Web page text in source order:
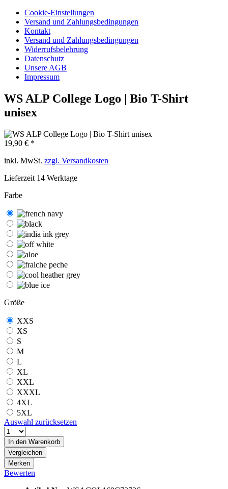
Cookie-Einstellungen
Versand und Zahlungsbedingungen
Kontakt
Versand und Zahlungsbedingungen
Widerrufsbelehrung
Datenschutz
Unsere AGB
Impressum
WS ALP College Logo | Bio T-Shirt
unisex
19,90 € *
inkl. MwSt. zzgl. Versandkosten
Lieferzeit 14 Werktage
Farbe
Größe
XXS
XS
S
M
L
XL
XXL
XXXL
4XL
5XL
Auswahl zurücksetzen
In den Warenkorb
Vergleichen
Merken
Bewerten